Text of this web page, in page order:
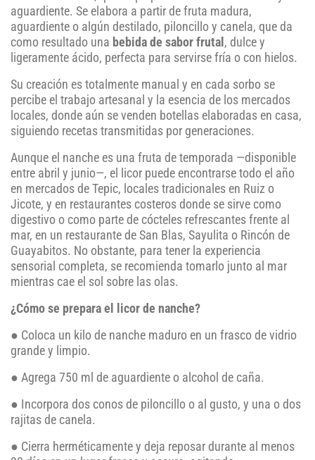
aguardiente. Se elabora a partir de fruta madura,
aguardiente o algún destilado, piloncillo y canela, que da
como resultado una bebida de sabor frutal , dulce y
ligeramente ácido, perfecta para servirse fría o con hielos.
Su creación es totalmente manual y en cada sorbo se
percibe el trabajo artesanal y la esencia de los mercados
locales, donde aún se venden botellas elaboradas en casa,
siguiendo recetas transmitidas por generaciones.
Aunque el nanche es una fruta de temporada —disponible
entre abril y junio—, el licor puede encontrarse todo el año
en mercados de Tepic, locales tradicionales en Ruiz o
Jicote, y en restaurantes costeros donde se sirve como
digestivo o como parte de cócteles refrescantes frente al
mar, en un restaurante de San Blas, Sayulita o Rincón de
Guayabitos. No obstante, para tener la experiencia
sensorial completa, se recomienda tomarlo junto al mar
mientras cae el sol sobre las olas.
¿Cómo se prepara el licor de nanche?
● Coloca un kilo de nanche maduro en un frasco de vidrio
grande y limpio.
● Agrega 750 ml de aguardiente o alcohol de caña.
● Incorpora dos conos de piloncillo o al gusto, y una o dos
rajitas de canela.
● Cierra herméticamente y deja reposar durante al menos